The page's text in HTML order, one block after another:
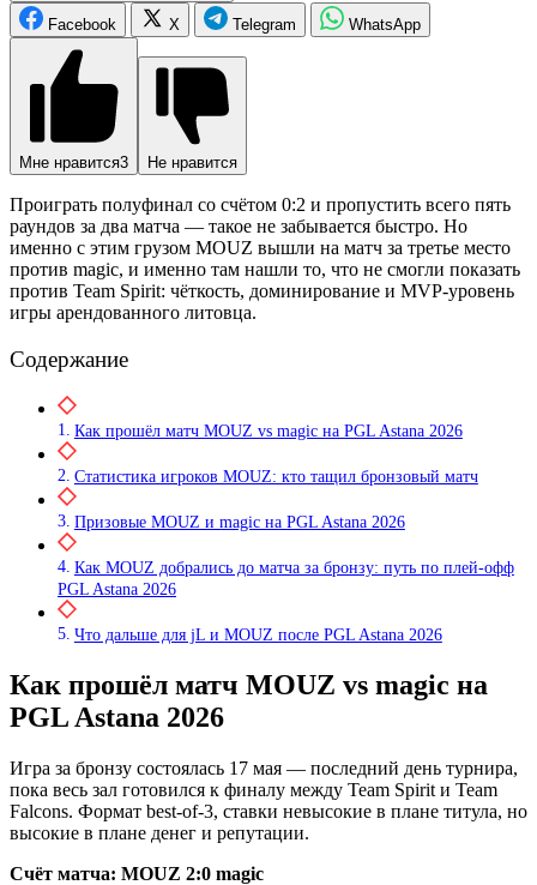
Facebook
X Telegram WhatsApp
Мне нравится3 Не нравится
Проиграть полуфинал со счётом 0:2 и пропустить всего пять
раундов за два матча — такое не забывается быстро. Но
именно с этим грузом MOUZ вышли на матч за третье место
против magic, и именно там нашли то, что не смогли показать
против Team Spirit: чёткость, доминирование и MVP-уровень
игры арендованного литовца.
Содержание
Как прошёл матч MOUZ vs magic на PGL Astana 2026
Статистика игроков MOUZ: кто тащил бронзовый матч
Призовые MOUZ и magic на PGL Astana 2026
Как MOUZ добрались до матча за бронзу: путь по плей-офф
PGL Astana 2026
Что дальше для jL и MOUZ после PGL Astana 2026
Как прошёл матч MOUZ vs magic на
PGL Astana 2026
Игра за бронзу состоялась 17 мая — последний день турнира,
пока весь зал готовился к финалу между Team Spirit и Team
Falcons. Формат best-of-3, ставки невысокие в плане титула, но
высокие в плане денег и репутации.
Счёт матча: MOUZ 2:0 magic